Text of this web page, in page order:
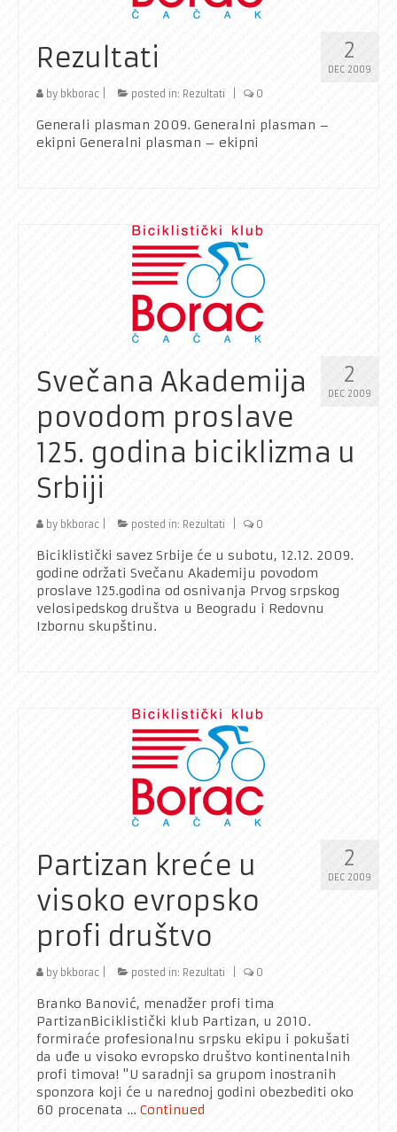
2
DEC 2009
Rezultati
by bkborac posted in: Rezultati 0
Generali plasman 2009. Generalni plasman –
ekipni Generalni plasman – ekipni
2
DEC 2009
Svečana Akademija
povodom proslave
125. godina biciklizma u
Srbiji
by bkborac posted in: Rezultati 0
Biciklistički savez Srbije će u subotu, 12.12. 2009.
godine održati Svečanu Akademiju povodom
proslave 125.godina od osnivanja Prvog srpskog
velosipedskog društva u Beogradu i Redovnu
Izbornu skupštinu.
2
DEC 2009
Partizan kreće u
visoko evropsko
profi društvo
by bkborac posted in: Rezultati 0
Branko Banović, menadžer profi tima
PartizanBiciklistički klub Partizan, u 2010.
formiraće profesionalnu srpsku ekipu i pokušati
da uđe u visoko evropsko društvo kontinentalnih
profi timova! "U saradnji sa grupom inostranih
sponzora koji će u narednoj godini obezbediti oko
60 procenata … Continued